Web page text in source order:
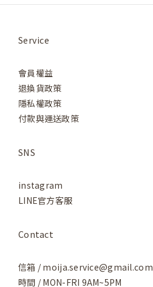
Service
會員權益
退換貨政策
隱私權政策
付款與運送政策
SNS
instagram
LINE官方客服
Contact
信箱 / moija.service@gmail.com
時間 / MON-FRI 9AM~5PM